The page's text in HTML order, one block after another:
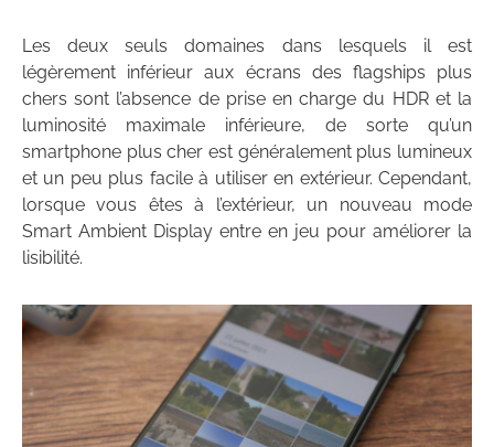
Les deux seuls domaines dans lesquels il est
légèrement inférieur aux écrans des flagships plus
chers sont l’absence de prise en charge du HDR et la
luminosité maximale inférieure, de sorte qu’un
smartphone plus cher est généralement plus lumineux
et un peu plus facile à utiliser en extérieur. Cependant,
lorsque vous êtes à l’extérieur, un nouveau mode
Smart Ambient Display entre en jeu pour améliorer la
lisibilité.